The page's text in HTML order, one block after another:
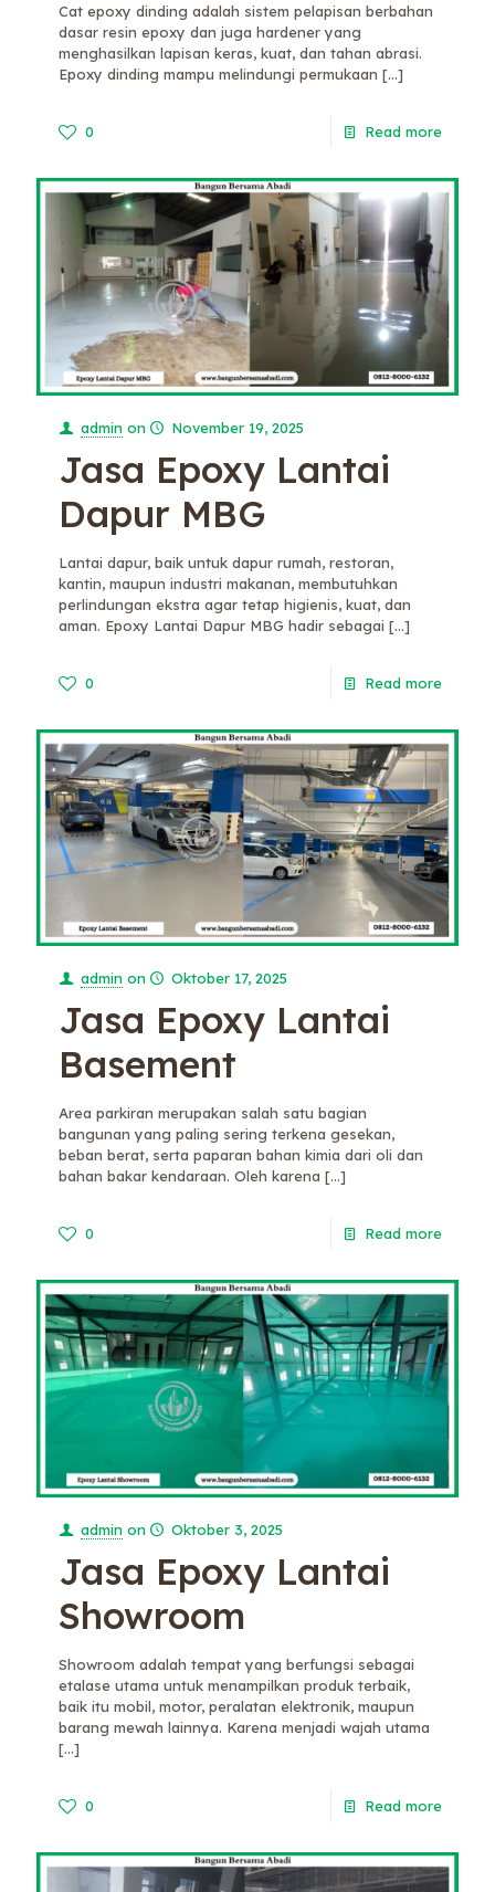
Cat epoxy dinding adalah sistem pelapisan berbahan
dasar resin epoxy dan juga hardener yang
menghasilkan lapisan keras, kuat, dan tahan abrasi.
Epoxy dinding mampu melindungi permukaan […]
0 Read more
admin on November 19, 2025
Jasa Epoxy Lantai
Dapur MBG
Lantai dapur, baik untuk dapur rumah, restoran,
kantin, maupun industri makanan, membutuhkan
perlindungan ekstra agar tetap higienis, kuat, dan
aman. Epoxy Lantai Dapur MBG hadir sebagai […]
0 Read more
admin on Oktober 17, 2025
Jasa Epoxy Lantai
Basement
Area parkiran merupakan salah satu bagian
bangunan yang paling sering terkena gesekan,
beban berat, serta paparan bahan kimia dari oli dan
bahan bakar kendaraan. Oleh karena […]
0 Read more
admin on Oktober 3, 2025
Jasa Epoxy Lantai
Showroom
Showroom adalah tempat yang berfungsi sebagai
etalase utama untuk menampilkan produk terbaik,
baik itu mobil, motor, peralatan elektronik, maupun
barang mewah lainnya. Karena menjadi wajah utama
[…]
0 Read more